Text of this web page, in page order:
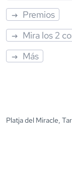
Premios
Mira los 2
Más
Platja del Miracle,